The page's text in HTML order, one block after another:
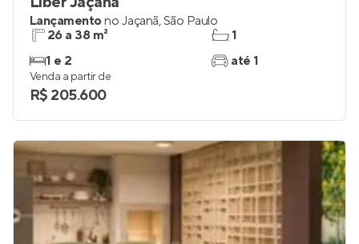
Lançamentono Jaçanã,São Paulo
26 a 38 m²
1 e 2
1
até 1
Venda a partir de
R$ 205.600